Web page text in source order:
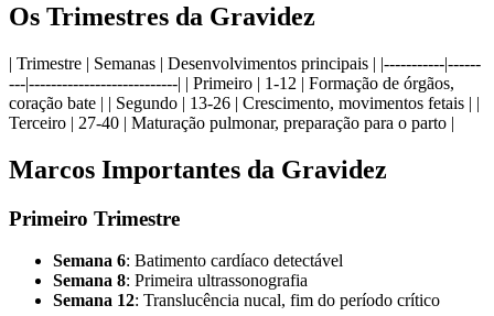
Os Trimestres da Gravidez
| Trimestre | Semanas | Desenvolvimentos principais | |-----------|------
---|---------------------------| | Primeiro | 1-12 | Formação de órgãos,
coração bate | | Segundo | 13-26 | Crescimento, movimentos fetais | |
Terceiro | 27-40 | Maturação pulmonar, preparação para o parto |
Marcos Importantes da Gravidez
Primeiro Trimestre
Semana 6: Batimento cardíaco detectável
Semana 8: Primeira ultrassonografia
Semana 12: Translucência nucal, fim do período crítico